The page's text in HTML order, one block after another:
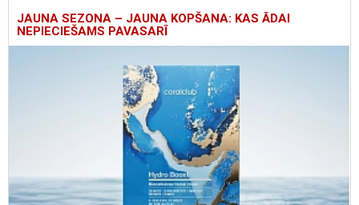
JAUNA SEZONA – JAUNA KOPŠANA: KAS ĀDAI
NEPIECIEŠAMS PAVASARĪ